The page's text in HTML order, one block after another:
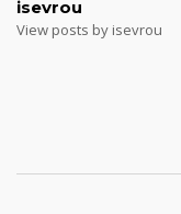
isevrou
View posts by isevrou